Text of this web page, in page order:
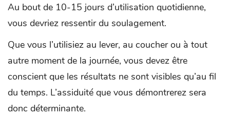
Au bout de 10-15 jours d’utilisation quotidienne,
vous devriez ressentir du soulagement.
Que vous l’utilisiez au lever, au coucher ou à tout
autre moment de la journée, vous devez être
conscient que les résultats ne sont visibles qu’au fil
du temps. L’assiduité que vous démontrerez sera
donc déterminante.